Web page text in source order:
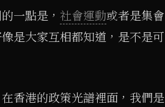
一點是， 社會運動或者是集會
是大家互相都知道，是不是可
香港的政策光譜裡面，我們是